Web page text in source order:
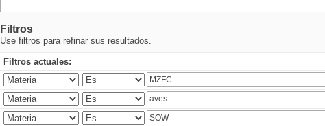
Filtros
Use filtros para refinar sus resultados.
Filtros actuales: